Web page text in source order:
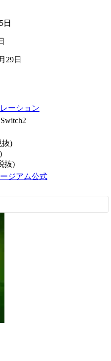
日
29日
ーション
抜)
抜)
ジアム公式